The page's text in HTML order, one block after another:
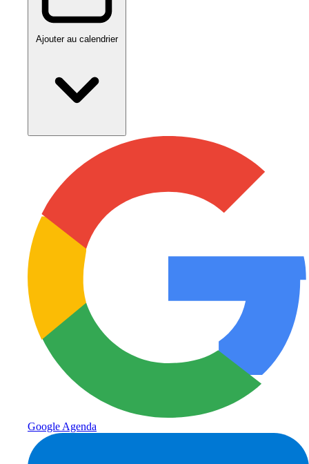
Ajouter au calendrier
Google Agenda